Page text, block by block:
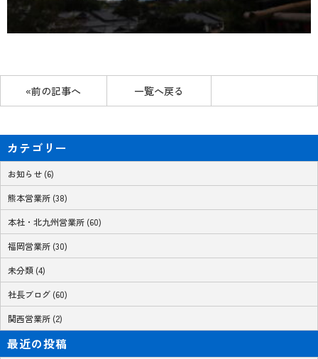
«前の記事へ 一覧へ戻る
カテゴリー
お知らせ (6)
熊本営業所 (38)
本社・北九州営業所 (60)
福岡営業所 (30)
未分類 (4)
社長ブログ (60)
関西営業所 (2)
最近の投稿